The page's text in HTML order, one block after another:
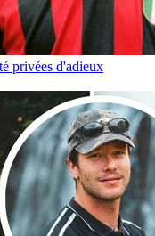
privées d'adieux